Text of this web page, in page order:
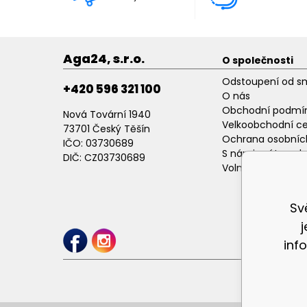
Aga24, s.r.o.
+420 596 321 100
Nová Tovární 1940
73701 Český Těšín
IČO: 03730689
DIČ: CZ03730689
O společnosti
Odstoupení od
O nás
Obchodní
Velkoobchodní
Ochrana
S námi máte
Volné pracovní